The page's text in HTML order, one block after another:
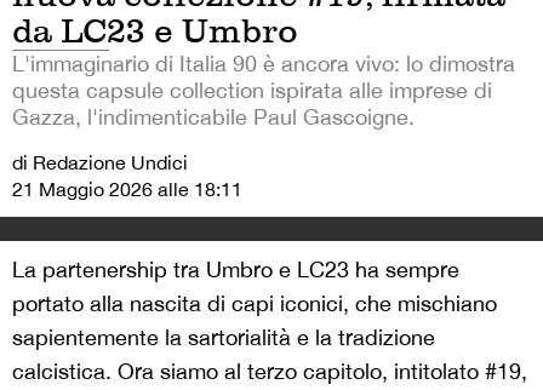
da LC23 e Umbro
L'immaginario di Italia 90 è ancora vivo: lo dimostra
questa capsule collection ispirata alle imprese di
Gazza, l'indimenticabile Paul Gascoigne.
di Redazione Undici
21 Maggio 2026 alle 18:11
La partenership tra Umbro e LC23 ha sempre
portato alla nascita di capi iconici, che mischiano
sapientemente la sartorialità e la tradizione
calcistica. Ora siamo al terzo capitolo, intitolato #19,